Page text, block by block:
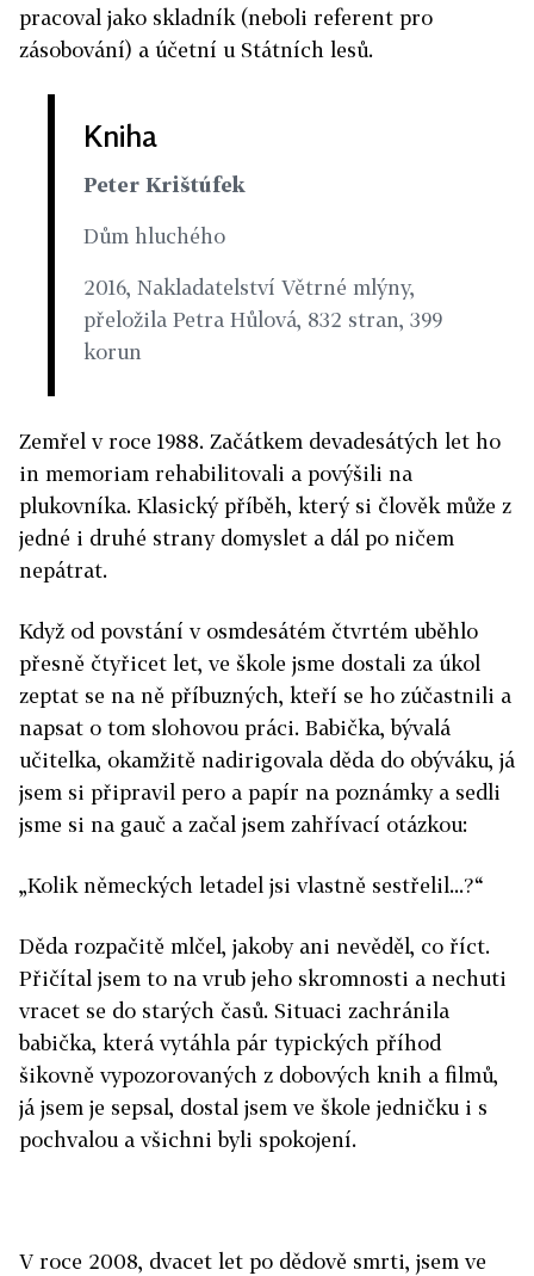
pracoval jako skladník (neboli referent pro
zásobování) a účetní u Státních lesů.
Kniha
Peter Krištúfek
Dům hluchého
2016, Nakladatelství Větrné mlýny,
přeložila Petra Hůlová, 832 stran, 399
korun
Zemřel v roce 1988. Začátkem devadesátých let ho
in memoriam rehabilitovali a povýšili na
plukovníka. Klasický příběh, který si člověk může z
jedné i druhé strany domyslet a dál po ničem
nepátrat.
Když od povstání v osmdesátém čtvrtém uběhlo
přesně čtyřicet let, ve škole jsme dostali za úkol
zeptat se na ně příbuzných, kteří se ho zúčastnili a
napsat o tom slohovou práci. Babička, bývalá
učitelka, okamžitě nadirigovala děda do obýváku, já
jsem si připravil pero a papír na poznámky a sedli
jsme si na gauč a začal jsem zahřívací otázkou:
„Kolik německých letadel jsi vlastně sestřelil...?“
Děda rozpačitě mlčel, jakoby ani nevěděl, co říct.
Přičítal jsem to na vrub jeho skromnosti a nechuti
vracet se do starých časů. Situaci zachránila
babička, která vytáhla pár typických příhod
šikovně vypozorovaných z dobových knih a filmů,
já jsem je sepsal, dostal jsem ve škole jedničku i s
pochvalou a všichni byli spokojení.
V roce 2008, dvacet let po dědově smrti, jsem ve